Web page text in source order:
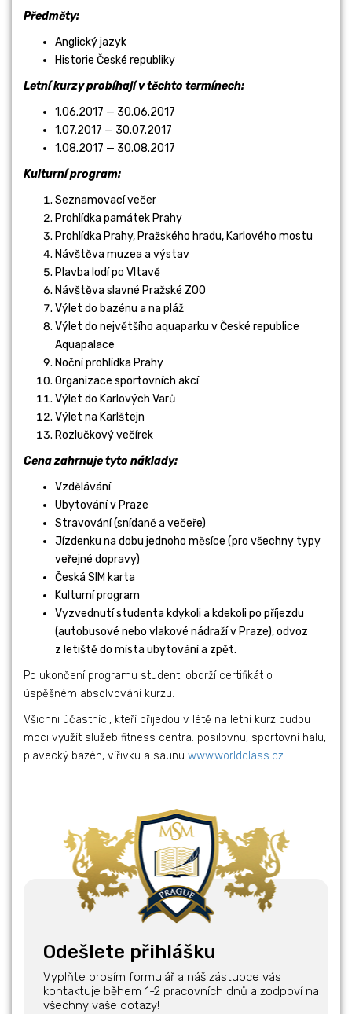
Předměty:
Anglický jazyk
Historie České republiky
Letní kurzy probíhají v těchto termínech:
1.06.2017 — 30.06.2017
1.07.2017 — 30.07.2017
1.08.2017 — 30.08.2017
Kulturní program:
Seznamovací večer
Prohlídka památek Prahy
Prohlídka Prahy, Pražského hradu, Karlového mostu
Návštěva muzea a výstav
Plavba lodí po Vltavě
Návštěva slavné Pražské ZOO
Výlet do bazénu a na pláž
Výlet do největšího aquaparku v České republice
Aquapalace
Noční prohlídka Prahy
Organizace sportovních akcí
Výlet do Karlových Varů
Výlet na Karlštejn
Rozlučkový večírek
Cena zahrnuje tyto náklady:
Vzdělávání
Ubytování v Praze
Stravování (snídaně a večeře)
Jízdenku na dobu jednoho měsíce (pro všechny typy
veřejné dopravy)
Česká SIM karta
Kulturní program
Vyzvednutí studenta kdykoli a kdekoli po příjezdu
(autobusové nebo vlakové nádraží v Praze), odvoz
z letiště do místa ubytování a zpět.
Po ukončení programu studenti obdrží certifikát o
úspěšném absolvování kurzu.
Všichni účastníci, kteří přijedou v létě na letní kurz budou
moci využít služeb fitness centra: posilovnu, sportovní halu,
plavecký bazén, vířivku a saunu www.worldclass.cz
Odešlete přihlášku
Vyplňte prosím formulář a náš zástupce vás
kontaktuje během 1-2 pracovních dnů a zodpoví na
všechny vaše dotazy!